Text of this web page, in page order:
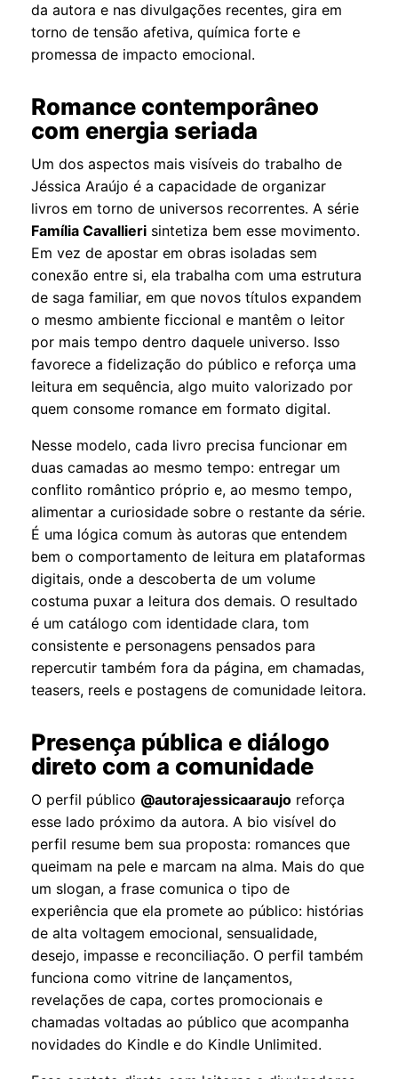
da autora e nas divulgações recentes, gira em
torno de tensão afetiva, química forte e
promessa de impacto emocional.
Romance contemporâneo
com energia seriada
Um dos aspectos mais visíveis do trabalho de
Jéssica Araújo é a capacidade de organizar
livros em torno de universos recorrentes. A série
Família Cavallieri sintetiza bem esse movimento.
Em vez de apostar em obras isoladas sem
conexão entre si, ela trabalha com uma estrutura
de saga familiar, em que novos títulos expandem
o mesmo ambiente ficcional e mantêm o leitor
por mais tempo dentro daquele universo. Isso
favorece a fidelização do público e reforça uma
leitura em sequência, algo muito valorizado por
quem consome romance em formato digital.
Nesse modelo, cada livro precisa funcionar em
duas camadas ao mesmo tempo: entregar um
conflito romântico próprio e, ao mesmo tempo,
alimentar a curiosidade sobre o restante da série.
É uma lógica comum às autoras que entendem
bem o comportamento de leitura em plataformas
digitais, onde a descoberta de um volume
costuma puxar a leitura dos demais. O resultado
é um catálogo com identidade clara, tom
consistente e personagens pensados para
repercutir também fora da página, em chamadas,
teasers, reels e postagens de comunidade leitora.
Presença pública e diálogo
direto com a comunidade
O perfil público @autorajessicaaraujo reforça
esse lado próximo da autora. A bio visível do
perfil resume bem sua proposta: romances que
queimam na pele e marcam na alma. Mais do que
um slogan, a frase comunica o tipo de
experiência que ela promete ao público: histórias
de alta voltagem emocional, sensualidade,
desejo, impasse e reconciliação. O perfil também
funciona como vitrine de lançamentos,
revelações de capa, cortes promocionais e
chamadas voltadas ao público que acompanha
novidades do Kindle e do Kindle Unlimited.